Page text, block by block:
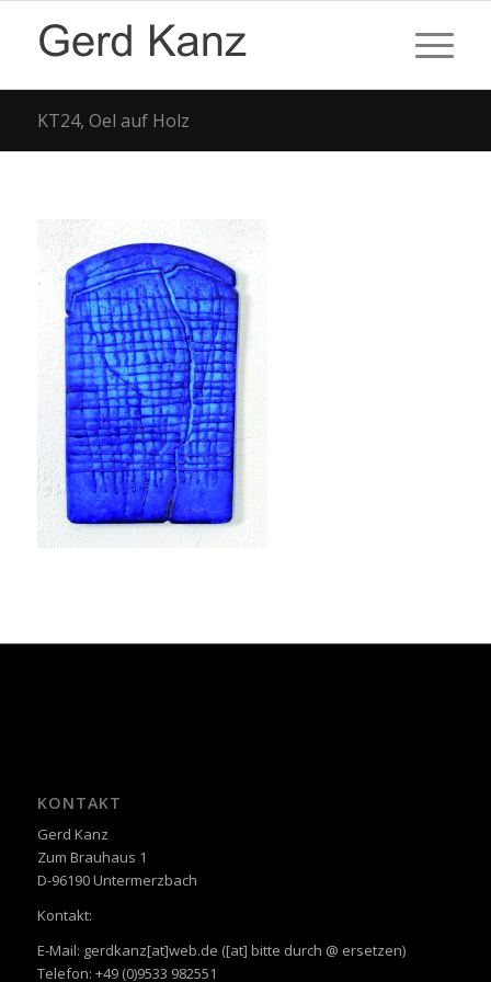
KT24, Oel auf Holz
KONTAKT
Gerd Kanz
Zum Brauhaus 1
D-96190 Untermerzbach
Kontakt:
E-Mail: gerdkanz[at]web.de ([at] bitte durch @ ersetzen)
Telefon: +49 (0)9533 982551